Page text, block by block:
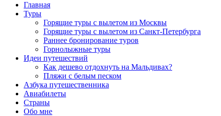
Главная
Туры
Горящие туры с вылетом из Москвы
Горящие туры с вылетом из Санкт-Петербурга
Раннее бронирование туров
Горнолыжные туры
Идеи путешествий
Как дешево отдохнуть на Мальдивах?
Пляжи с белым песком
Азбука путешественника
Авиабилеты
Страны
Обо мне